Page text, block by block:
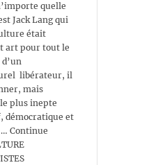
quelle
Jack Lang qui
était
art pour tout le
libérateur, il
mais
plus inepte
démocratique et
Continue